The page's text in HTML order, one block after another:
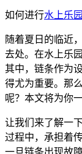
如何进行水上乐
随着夏日的临近
去处。在水上乐
其中，链条作为
得尤为重要。那
呢？本文将为你
让我们来了解一
过程中，承担着
一旦链条出现故